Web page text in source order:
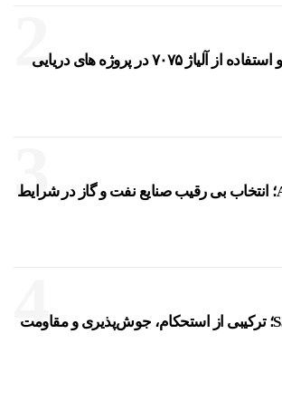
2
هر آنچه برای خرید و استفاده از آلیاژ ۷۰۷۵ در پروژه های دریایی
3
ASTM A516 Gr.70؛ انتخاب بی رقیب صنایع نفت و گاز در شرایط
4
ورق فولادی S355J2؛ ترکیبی از استحکام، جوش‌پذیری و مقاومت